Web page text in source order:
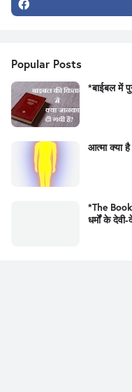
Popular Posts
*बाईबल में
आत्मा क्या
*The
धर्मों के